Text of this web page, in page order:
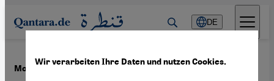
Direkt zum Inhalt springen
DE
Moderne persische Literatur ·26.01.2021
Wir verarbeiten Ihre Daten und nutzen Cookies.